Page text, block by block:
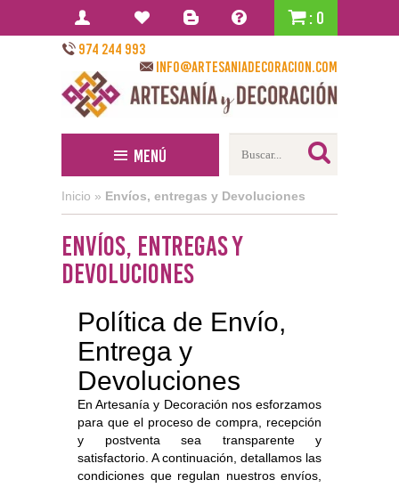
: 0
974 244 993
info@artesaniadecoracion.com
Menú
Inicio » Envíos, entregas y Devoluciones
Envíos, entregas y
Devoluciones
Política de Envío,
Entrega y
Devoluciones
En Artesanía y Decoración nos esforzamos
para que el proceso de compra, recepción
y postventa sea transparente y
satisfactorio. A continuación, detallamos las
condiciones que regulan nuestros envíos,